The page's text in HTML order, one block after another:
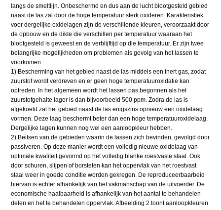
langs de smeltlijn. Onbeschermd en dus aan de lucht blootgesteld gebied
naast de las zal door de hoge temperatuur sterk oxideren. Karakteristiek
voor dergelijke oxidelagen zijn de verschillende kleuren, veroorzaakt door
de opbouw en de dikte die verschillen per temperatuur waaraan het
blootgesteld is geweest en de verblijftijd op die temperatuur. Er zijn twee
belangrijke mogelijkheden om problemen als gevolg van het lassen te
voorkomen:
1) Bescherming van het gebied naast de las middels een inert gas, zodat
zuurstof wordt verdreven en er geen hoge temperatuuroxidatie kan
optreden. In het algemeen wordt het lassen pas begonnen als het
zuurstofgehalte lager is dan bijvoorbeeld 500 ppm. Zodra de las is
afgekoeld zal het gebied naast de las enigszins opnieuw een oxidelaag
vormen. Deze laag beschermt beter dan een hoge temperatuuroxidelaag.
Dergelijke lagen kunnen nog wel een aanloopkleur hebben.
2) Beitsen van de gebieden waarin de lassen zich bevinden, gevolgd door
passiveren. Op deze manier wordt een volledig nieuwe oxidelaag van
optimale kwaliteit gevormd op het volledig blanke roestvaste staal. Ook
door schuren, slijpen of borstelen kan het oppervlak van het roestvast
staal weer in goede conditie worden gekregen. De reproduceerbaarbeid
hiervan is echter afhankelijk van het vakmanschap van de uitvoerder. De
economische haalbaarheid is afhankelijk van het aantal te behandelen
delen en het te behandelen oppervlak. Afbeelding 2 toont aanloopkleuren